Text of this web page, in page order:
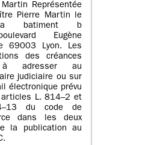
Représentée
Pierre Martin le
batiment b
Eugène
69003 Lyon. Les
des créances
adresser au
judiciaire ou sur
électronique prévu
articles L. 814–2 et
du code de
dans les deux
la publication au